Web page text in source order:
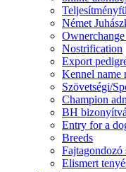
Német
Nostrification
Export
Kennel name
Szövetségi/
Champion
BH
Entry for a
Breeds
Fajtagondozó
Elismert